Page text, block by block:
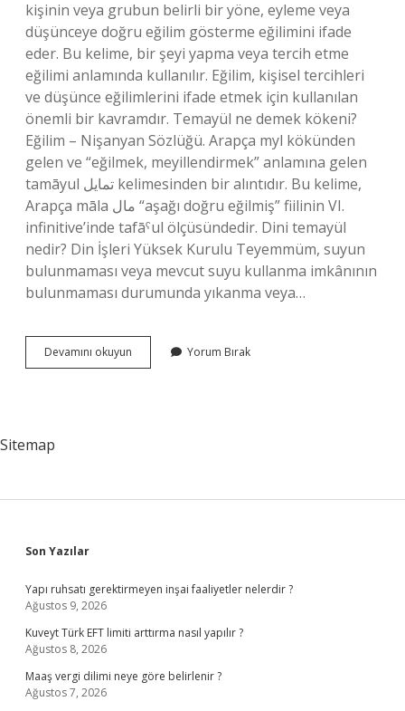
kişinin veya grubun belirli bir yöne, eyleme veya
düşünceye doğru eğilim gösterme eğilimini ifade
eder. Bu kelime, bir şeyi yapma veya tercih etme
eğilimi anlamında kullanılır. Eğilim, kişisel tercihleri ​​
ve düşünce eğilimlerini ifade etmek için kullanılan
önemli bir kavramdır. Temayül ne demek kökeni?
Eğilim – Nişanyan Sözlüğü. Arapça myl kökünden
gelen ve “eğilmek, meyillendirmek” anlamına gelen
tamāyul تمايل kelimesinden bir alıntıdır. Bu kelime,
Arapça māla مال “aşağı doğru eğilmiş” fiilinin VI.
infinitive’inde tafāˁul ölçüsündedir. Dini temayül
nedir? Din İşleri Yüksek Kurulu Teyemmüm, suyun
bulunmaması veya mevcut suyu kullanma imkânının
bulunmaması durumunda yıkanma veya…
Devamını okuyun Bulmacada
Temayül
Yorum Bırak
Sitemap
Sidebar
Son Yazılar
Yapı ruhsatı gerektirmeyen inşai faaliyetler nelerdir ?
Ağustos 9, 2026
Kuveyt Türk EFT limiti arttırma nasıl yapılır ?
Ağustos 8, 2026
Maaş vergi dilimi neye göre belirlenir ?
Ağustos 7, 2026